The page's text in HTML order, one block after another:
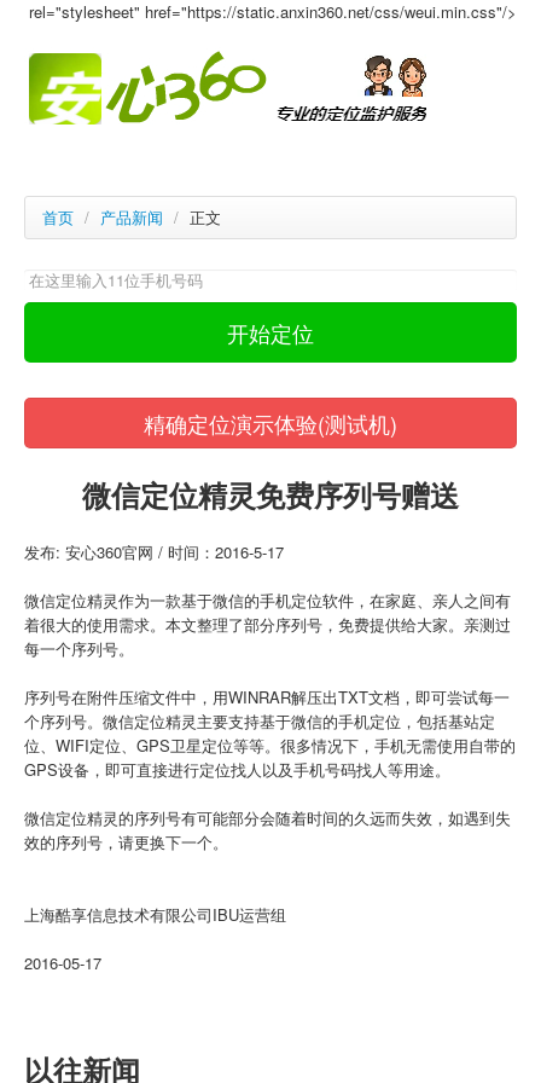
rel="stylesheet" href="https://static.anxin360.net/css/weui.min.css"/>
首页 / 产品新闻 / 正文
精确定位演示体验(测试机)
微信定位精灵免费序列号赠送
发布: 安心360官网 / 时间：2016-5-17
微信定位精灵作为一款基于微信的手机定位软件，在家庭、亲人之间有
着很大的使用需求。本文整理了部分序列号，免费提供给大家。亲测过
每一个序列号。
序列号在附件压缩文件中，用WINRAR解压出TXT文档，即可尝试每一
个序列号。微信定位精灵主要支持基于微信的手机定位，包括基站定
位、WIFI定位、GPS卫星定位等等。很多情况下，手机无需使用自带的
GPS设备，即可直接进行定位找人以及手机号码找人等用途。
微信定位精灵的序列号有可能部分会随着时间的久远而失效，如遇到失
效的序列号，请更换下一个。
上海酷享信息技术有限公司IBU运营组
2016-05-17
以往新闻